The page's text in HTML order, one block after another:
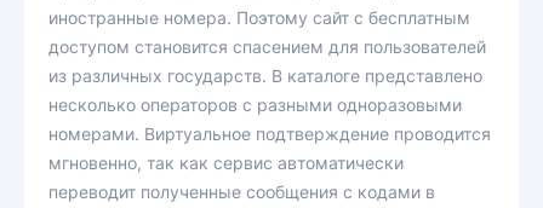
иностранные номера. Поэтому сайт с бесплатным
доступом становится спасением для пользователей
из различных государств. В каталоге представлено
несколько операторов с разными одноразовыми
номерами. Виртуальное подтверждение проводится
мгновенно, так как сервис автоматически
переводит полученные сообщения с кодами в